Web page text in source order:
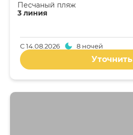
3 линия
Песчаный пляж
С14.08.2026 8 ночей
Уточнить